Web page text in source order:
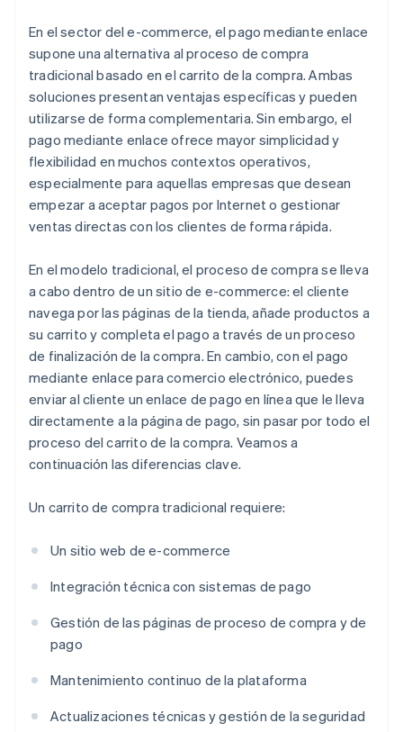
En el sector del e-commerce, el pago mediante enlace
supone una alternativa al proceso de compra
tradicional basado en el carrito de la compra. Ambas
soluciones presentan ventajas específicas y pueden
utilizarse de forma complementaria. Sin embargo, el
pago mediante enlace ofrece mayor simplicidad y
flexibilidad en muchos contextos operativos,
especialmente para aquellas empresas que desean
empezar a aceptar pagos por Internet o gestionar
ventas directas con los clientes de forma rápida.
En el modelo tradicional, el proceso de compra se lleva
a cabo dentro de un sitio de e-commerce: el cliente
navega por las páginas de la tienda, añade productos a
su carrito y completa el pago a través de un proceso
de finalización de la compra. En cambio, con el pago
mediante enlace para comercio electrónico, puedes
enviar al cliente un enlace de pago en línea que le lleva
directamente a la página de pago, sin pasar por todo el
proceso del carrito de la compra. Veamos a
continuación las diferencias clave.
Un carrito de compra tradicional requiere:
Un sitio web de e-commerce
Integración técnica con sistemas de pago
Gestión de las páginas de proceso de compra y de
pago
Mantenimiento continuo de la plataforma
Actualizaciones técnicas y gestión de la seguridad